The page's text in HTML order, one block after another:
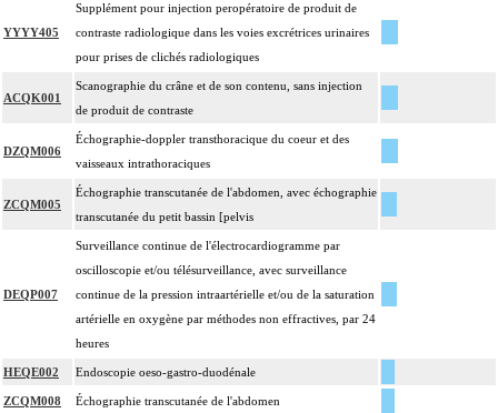
YYYY405
Supplément pour injection peropératoire de produit de
contraste radiologique dans les voies excrétrices urinaires
pour prises de clichés radiologiques
ACQK001
Scanographie du crâne et de son contenu, sans injection
de produit de contraste
DZQM006
Échographie-doppler transthoracique du coeur et des
vaisseaux intrathoraciques
ZCQM005
Échographie transcutanée de l'abdomen, avec échographie
transcutanée du petit bassin [pelvis
DEQP007
Surveillance continue de l'électrocardiogramme par
oscilloscopie et/ou télésurveillance, avec surveillance
continue de la pression intraartérielle et/ou de la saturation
artérielle en oxygène par méthodes non effractives, par 24
heures
HEQE002 Endoscopie oeso-gastro-duodénale
ZCQM008 Échographie transcutanée de l'abdomen